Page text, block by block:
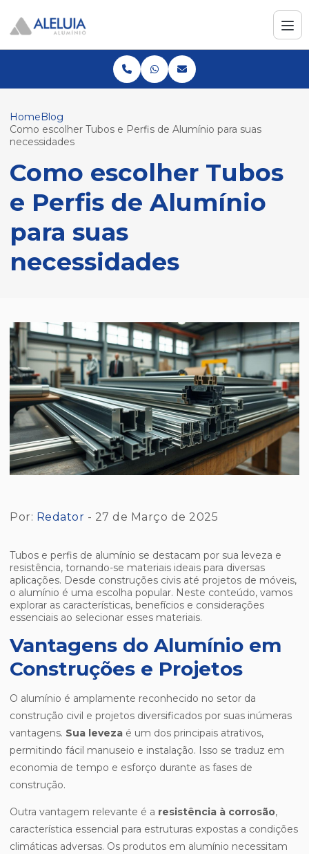
HomeBlog
Como escolher Tubos e Perfis de Alumínio para suas
necessidades
Como escolher Tubos
e Perfis de Alumínio
para suas
necessidades
Por: Redator - 27 de Março de 2025
Tubos e perfis de alumínio se destacam por sua leveza e
resistência, tornando-se materiais ideais para diversas
aplicações. Desde construções civis até projetos de móveis,
o alumínio é uma escolha popular. Neste conteúdo, vamos
explorar as características, benefícios e considerações
essenciais ao selecionar esses materiais.
Vantagens do Alumínio em
Construções e Projetos
O alumínio é amplamente reconhecido no setor da
construção civil e projetos diversificados por suas inúmeras
vantagens. Sua leveza é um dos principais atrativos,
permitindo fácil manuseio e instalação. Isso se traduz em
economia de tempo e esforço durante as fases de
construção.
Outra vantagem relevante é a resistência à corrosão,
característica essencial para estruturas expostas a condições
climáticas adversas. Os produtos em alumínio necessitam